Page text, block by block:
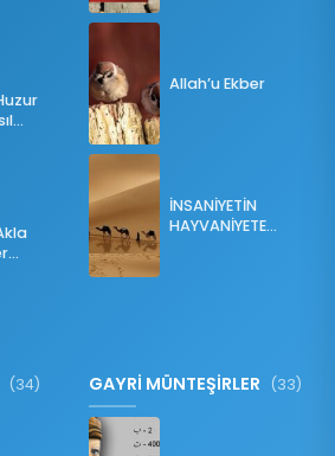
Allah’u Ekber
İNSANİYETİN
HAYVANİYETE
(34) GAYRİ MÜNTEŞİRLER (33)